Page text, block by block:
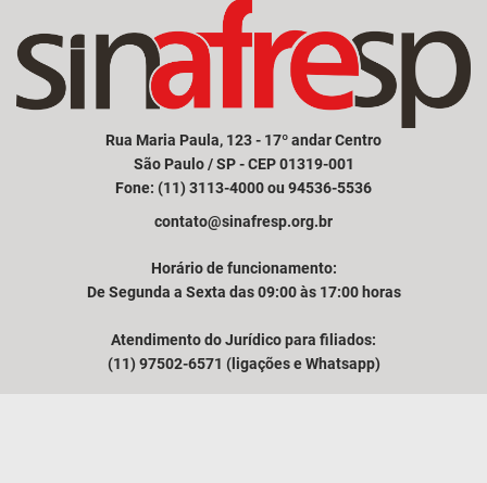
Rua Maria Paula, 123 - 17º andar Centro
São Paulo / SP - CEP 01319-001
Fone: (11) 3113-4000 ou 94536-5536
contato@sinafresp.org.br
Horário de funcionamento:
De Segunda a Sexta das 09:00 às 17:00 horas
Atendimento do Jurídico para filiados:
(11) 97502-6571 (ligações e Whatsapp)